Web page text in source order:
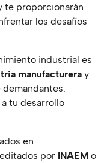
te proporcionarán
los desafíos
industrial es
manufacturera y
tu desarrollo
en
por INAEM o